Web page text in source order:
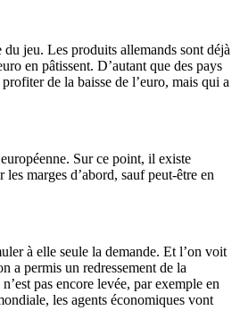
jeu. Les produits allemands sont déjà
en pâtissent. D’autant que des pays
de la baisse de l’euro, mais qui a
Sur ce point, il existe
marges d’abord, sauf peut-être en
à elle seule la demande. Et l’on voit
a permis un redressement de la
pas encore levée, par exemple en
les agents économiques vont